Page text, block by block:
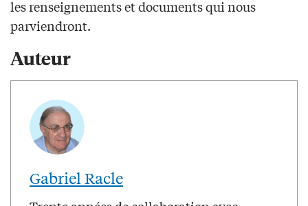
les renseignements et documents qui nous
parviendront.
Auteur
Gabriel Racle